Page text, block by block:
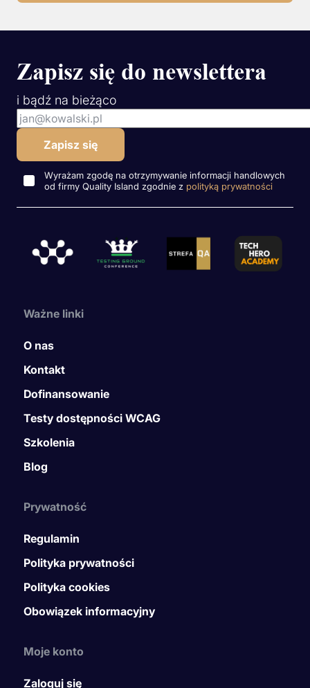
Zapisz się do newslettera
i bądź na bieżąco
Wyrażam zgodę na otrzymywanie informacji handlowych
od firmy Quality Island zgodnie z polityką prywatności
Ważne linki
O nas
Kontakt
Dofinansowanie
Testy dostępności WCAG
Szkolenia
Blog
Prywatność
Regulamin
Polityka prywatności
Polityka cookies
Obowiązek informacyjny
Moje konto
Zaloguj się